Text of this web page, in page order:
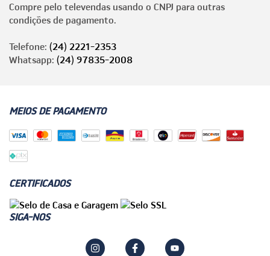
Compre pelo televendas usando o CNPJ para outras
condições de pagamento.
Telefone: (24) 2221-2353
Whatsapp: (24) 97835-2008
MEIOS DE PAGAMENTO
CERTIFICADOS
SIGA-NOS